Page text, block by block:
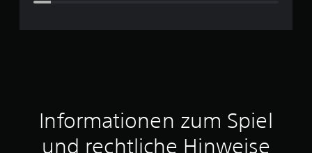
h
t
t
Informationen zum Spiel
und rechtliche Hinweise